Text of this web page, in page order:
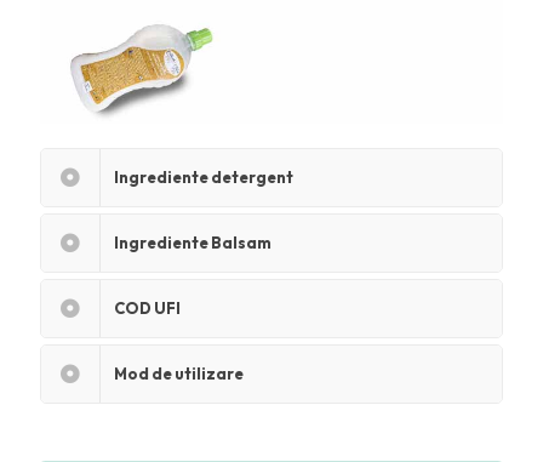
Ingrediente detergent
Ingrediente Balsam
COD UFI
Mod de utilizare